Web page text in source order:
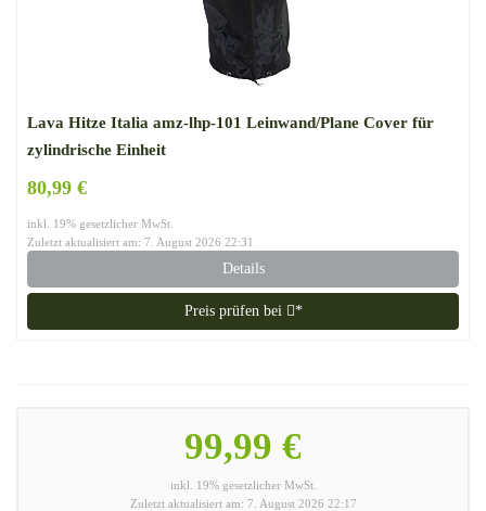
Lava Hitze Italia amz-lhp-101 Leinwand/Plane Cover für
zylindrische Einheit
80,99 €
inkl. 19% gesetzlicher MwSt.
Zuletzt aktualisiert am: 7. August 2026 22:31
Details
Preis prüfen bei *
99,99 €
inkl. 19% gesetzlicher MwSt.
Zuletzt aktualisiert am: 7. August 2026 22:17